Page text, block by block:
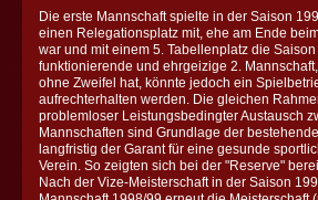
Die erste Mannschaft spielte in der Saison
einen Relegationsplatz mit, ehe am Ende
war und mit einem 5. Tabellenplatz die
funktionierende und ehrgeizige 2.
ohne Zweifel hat, könnte jedoch ein
aufrechterhalten werden. Die gleichen
problemloser Leistungsbedingter Austausch
Mannschaften sind Grundlage der
langfristig der Garant für eine gesunde
Verein. So zeigten sich bei der "Reserve"
Nach der Vize-Meisterschaft in der Saison